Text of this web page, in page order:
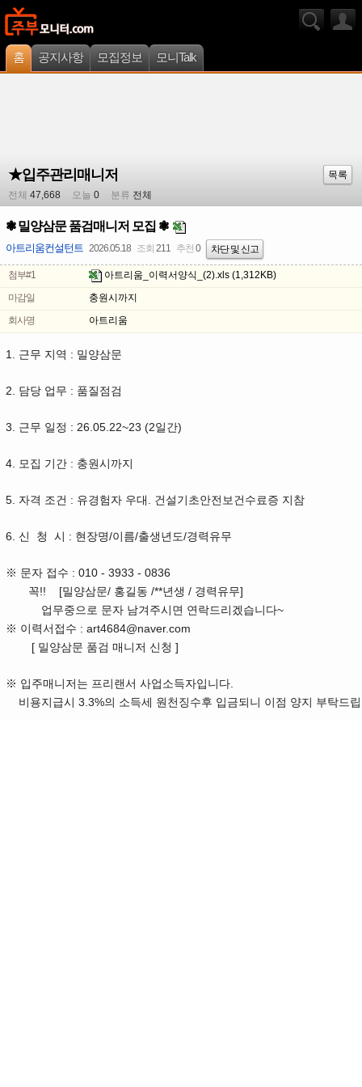
홈 공지사항 모집정보 모니Talk
★입주관리매니저
목록
전체 47,668 오늘 0 분류 전체
❃ 밀양삼문 품검매니저 모집 ❃
아트리움컨설턴트 2026.05.18 조회 211 추천 0 차단 및 신고
첨부#1 아트리움_이력서양식_(2).xls (1,312KB)
마감일
충원시까지
회사명
아트리움
1. 근무 지역 : 밀양삼문
2. 담당 업무 : 품질점검
3. 근무 일정 : 26.05.22~23 (2일간)
4. 모집 기간 : 충원시까지
5. 자격 조건 : 유경험자 우대. 건설기초안전보건수료증 지참
6. 신 청 시 : 현장명/이름/출생년도/경력유무
※ 문자 접수 : 010 - 3933 - 0836
꼭!! [밀양삼문/ 홍길동 /**년생 / 경력유무]
업무중으로 문자 남겨주시면 연락드리겠습니다~
※ 이력서접수 : art4684@naver.com
[ 밀양삼문 품검 매니저 신청 ]
※ 입주매니저는 프리랜서 사업소득자입니다.
비용지급시 3.3%의 소득세 원천징수후 입금되니 이점 양지 부탁드